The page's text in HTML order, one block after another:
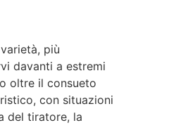
più
davanti a estremi
oltre il consueto
con situazioni
del tiratore, la